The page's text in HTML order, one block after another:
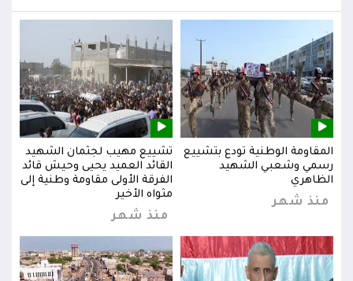
المقاومة الوطنية تودع بتشييع
رسمي وشعبي الشهيد
الظاهري
منذ شهر
تشييع مهيب لجثمان الشهيد
القائد العميد يحيى وحيش قائد
الفرقة الأولى مقاومة وطنية إلى
مثواه الأخير
منذ شهر